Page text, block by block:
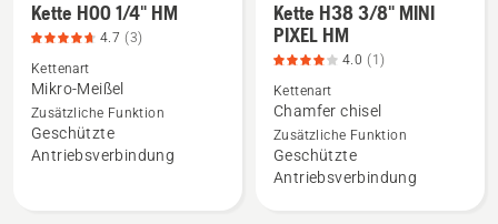
Mehr
Details
zu
Kette
H00
1/4"
Kette H00 1/4" HM
4.7 (3)
Kettenart
Mikro-Meißel
Zusätzliche Funktion
Geschützte
Antriebsverbindung
Mehr
Details
zu
Kette
H38
3/8"
MINI
Kette H38 3/8" MINI
PIXEL HM
4.0 (1)
Kettenart
Chamfer chisel
Zusätzliche Funktion
Geschützte
Antriebsverbindung